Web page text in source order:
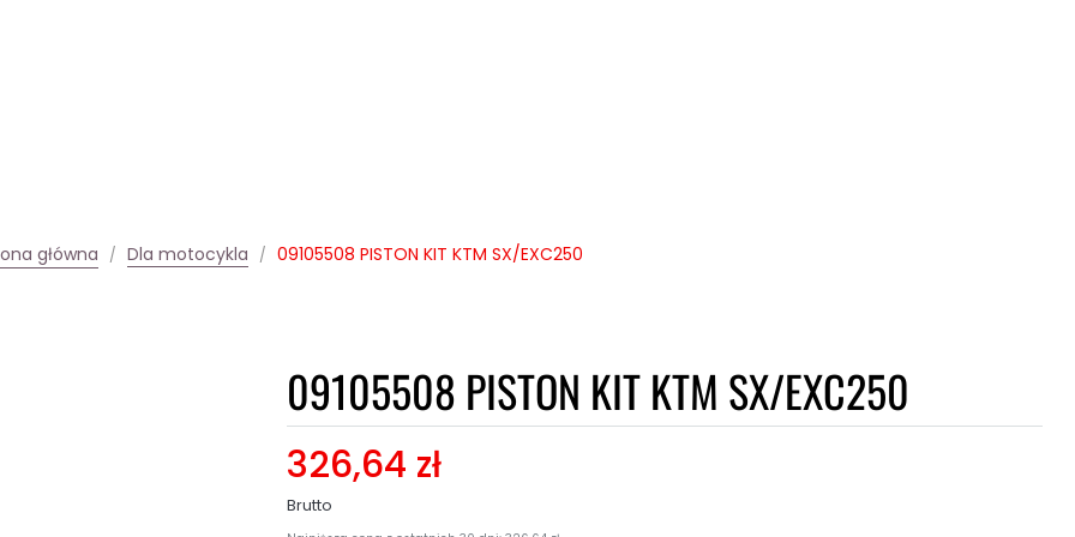
główna Dla motocykla 09105508 PISTON KIT KTM SX/EXC250
09105508 PISTON KIT KTM SX/EXC250
326,64 zł
Brutto